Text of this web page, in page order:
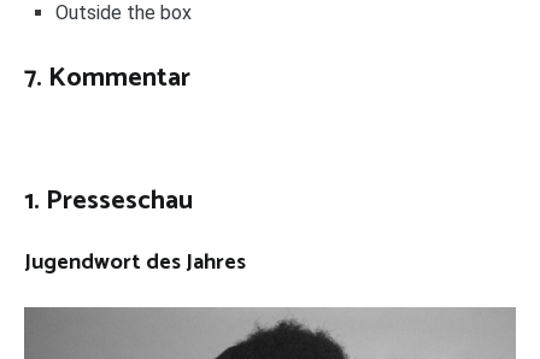
Outside the box
7. Kommentar
1. Presseschau
Jugendwort des Jahres